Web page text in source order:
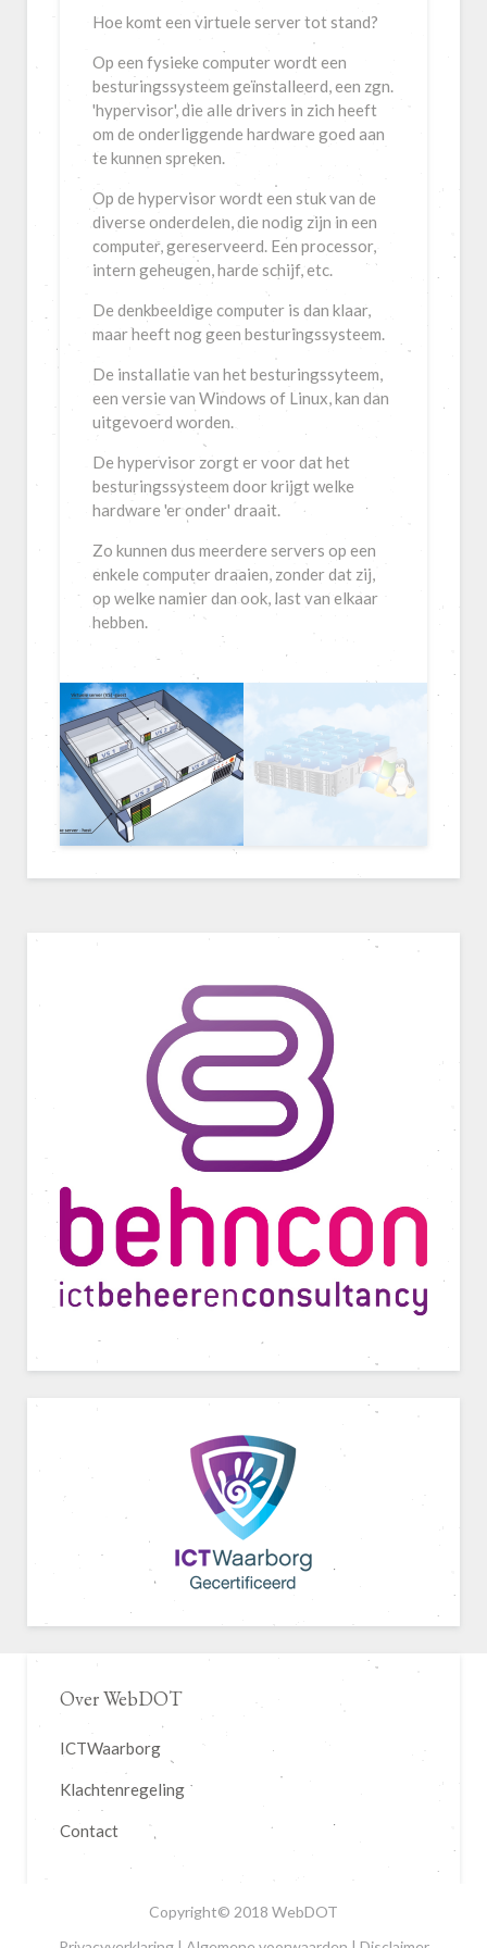
Hoe komt een virtuele server tot stand?
Op een fysieke computer wordt een
besturingssysteem geïnstalleerd, een zgn.
'hypervisor', die alle drivers in zich heeft
om de onderliggende hardware goed aan
te kunnen spreken.
Op de hypervisor wordt een stuk van de
diverse onderdelen, die nodig zijn in een
computer, gereserveerd. Een processor,
intern geheugen, harde schijf, etc.
De denkbeeldige computer is dan klaar,
maar heeft nog geen besturingssysteem.
De installatie van het besturingssyteem,
een versie van Windows of Linux, kan dan
uitgevoerd worden.
De hypervisor zorgt er voor dat het
besturingssysteem door krijgt welke
hardware 'er onder' draait.
Zo kunnen dus meerdere servers op een
enkele computer draaien, zonder dat zij,
op welke namier dan ook, last van elkaar
hebben.
Zoals gezegd, kan op een dergelijke,
virtuele server, een besturingssysteem
worden geïnstalleerd.
WebDOT (ICT-BehnCon) werkt het liefst
met een Windows Server-variant.
Simpelweg omdat wij met Windows-
producten, voor servers en werkstations,
meer dan 30 jaar ervaring hebben.
Uiteraard kan naar wens ook een Linux-
variant, als b.v. Ubuntu, geïnstalleerd
Er zijn verschillende, actuele versies van
Windows Server. De nieuwste is Windows
Server 2016 en van even daarvoor
Windows Server 2008 R2 en Windows
Server 2012 R2.
Daarnaast is Microsoft al weer met de
nieuwe versie Windows Server 2019
bezig.
'Het andere' besturingssysteem voor
servers (en werkstations), is Linux. De
initiële Linuxkernel is een ontwikkeling
van een Fins-Amerikaans informaticus,
Linus Torvalds.
Ondertussen zijn er diverse varianten op
uitgebracht als Ubuntu, Redhat, CentOS,
de meeste zijn vrij te downloaden,
installeren en gebruiken.
Over WebDOT
ICTWaarborg
Klachtenregeling
Contact
Copyright© 2018 WebDOT